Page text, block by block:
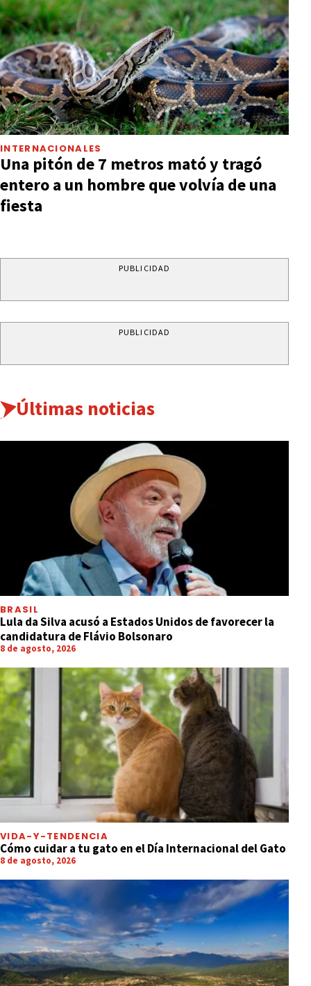
INTERNACIONALES
Una pitón de 7 metros mató y tragó
entero a un hombre que volvía de una
fiesta
PUBLICIDAD
PUBLICIDAD
Últimas noticias
BRASIL
Lula da Silva acusó a Estados Unidos de favorecer la
candidatura de Flávio Bolsonaro
8 de agosto, 2026
VIDA-Y-TENDENCIA
Cómo cuidar a tu gato en el Día Internacional del Gato
8 de agosto, 2026